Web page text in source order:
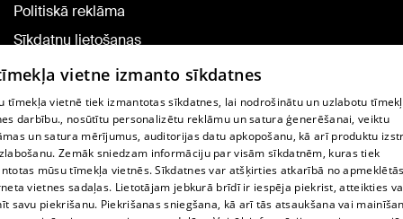
Politiskā reklāma
Sīkdatņu lietošanas
noteikumi
Komentāru pievienošana
TV programma
Līguma noteikumi
360 Ziņu kontakti
vietne izmanto sīkdatnes
tīmekļa vietnē tiek izmantotas sīkdatnes, lai nodrošinātu un uzlabotu
darbību., nosūtītu personalizētu reklāmu un satura ģenerēšanai, veiktu
un satura mērījumus, auditorijas datu apkopošanu, kā arī produktu
Zemāk sniedzam informāciju par visām sīkdatnēm, kuras tiek
mūsu tīmekļa vietnēs. Sīkdatnes var atšķirties atkarībā no
vietnes sadaļas. Lietotājam jebkurā brīdī ir iespēja piekrist, atteikties
savu piekrišanu. Piekrišanas sniegšana, kā arī tās atsaukšana vai